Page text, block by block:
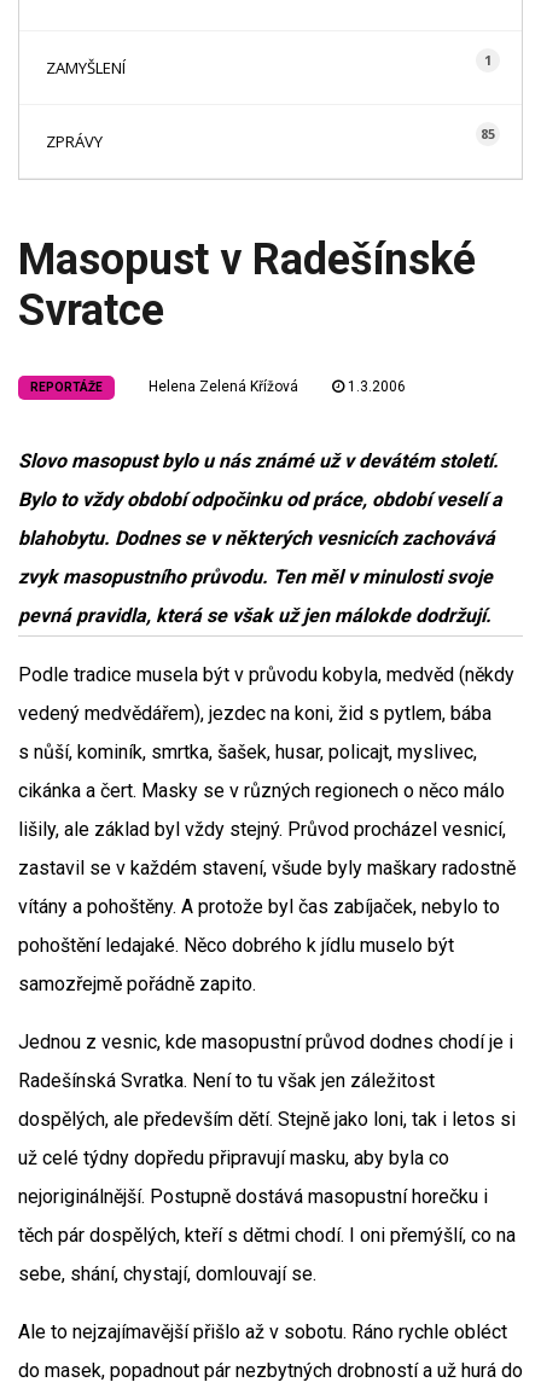
ZAMYŠLENÍ 1
ZPRÁVY 85
Masopust v Radešínské
Svratce
REPORTÁŽE Helena Zelená Křížová 1.3.2006
Slovo masopust bylo u nás známé už v devátém století.
Bylo to vždy období odpočinku od práce, období veselí a
blahobytu. Dodnes se v některých vesnicích zachovává
zvyk masopustního průvodu. Ten měl v minulosti svoje
pevná pravidla, která se však už jen málokde dodržují.
Podle tradice musela být v průvodu kobyla, medvěd (někdy
vedený medvědářem), jezdec na koni, žid s pytlem, bába
s nůší, kominík, smrtka, šašek, husar, policajt, myslivec,
cikánka a čert. Masky se v různých regionech o něco málo
lišily, ale základ byl vždy stejný. Průvod procházel vesnicí,
zastavil se v každém stavení, všude byly maškary radostně
vítány a pohoštěny. A protože byl čas zabíjaček, nebylo to
pohoštění ledajaké. Něco dobrého k jídlu muselo být
samozřejmě pořádně zapito.
Jednou z vesnic, kde masopustní průvod dodnes chodí je i
Radešínská Svratka. Není to tu však jen záležitost
dospělých, ale především dětí. Stejně jako loni, tak i letos si
už celé týdny dopředu připravují masku, aby byla co
nejoriginálnější. Postupně dostává masopustní horečku i
těch pár dospělých, kteří s dětmi chodí. I oni přemýšlí, co na
sebe, shání, chystají, domlouvají se.
Ale to nejzajímavější přišlo až v sobotu. Ráno rychle obléct
do masek, popadnout pár nezbytných drobností a už hurá do